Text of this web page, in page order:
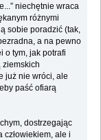
niechętnie wraca
różnymi
sobie poradzić (tak,
a na pewno
o tym, jak potrafi
ziemskich
już nie wróci, ale
paść ofiarą
dostrzegając
ale i